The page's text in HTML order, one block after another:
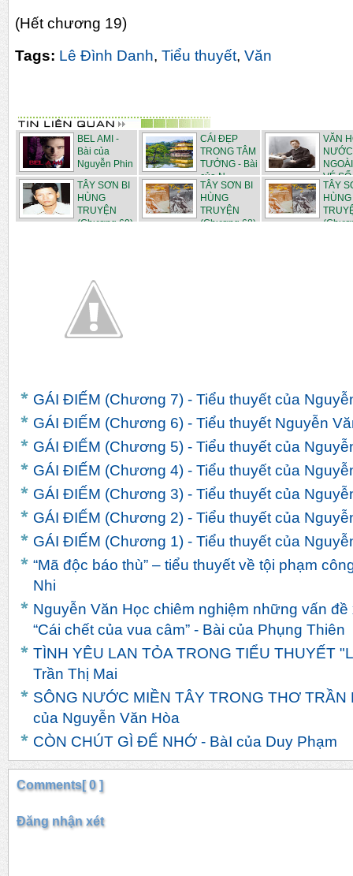
(Hết chương 19)
Tags: Lê Đình Danh, Tiểu thuyết, Văn
BEL AMI -
Bài của
Nguyễn Phin
CÁI ĐẸP
TRONG TÂM
TƯỞNG - Bài
của N...
VĂN
NƯỚC
VÉ SỐ
TÂY SƠN BI
HÙNG
TRUYỆN
(Chương 69)
TÂY SƠN BI
HÙNG
TRUYỆN
(Chương 68)
TÂY
HÙNG
GÁI ĐIẾM (Chương 7) - Tiểu thuyết của
GÁI ĐIẾM (Chương 6) - Tiểu thuyết Nguyễn
GÁI ĐIẾM (Chương 5) - Tiểu thuyết của
GÁI ĐIẾM (Chương 4) - Tiểu thuyết của
GÁI ĐIẾM (Chương 3) - Tiểu thuyết của
GÁI ĐIẾM (Chương 2) - Tiểu thuyết của
GÁI ĐIẾM (Chương 1) - Tiểu thuyết của
“Mã độc báo thù” – tiểu thuyết về tội phạm
Nhi
Nguyễn Văn Học chiêm nghiệm những vấn
“Cái chết của vua câm” - Bài của Phụng Thiên
TÌNH YÊU LAN TỎA TRONG TIỂU THUYẾT
Trần Thị Mai
SÔNG NƯỚC MIỀN TÂY TRONG THƠ
của Nguyễn Văn Hòa
CÒN CHÚT GÌ ĐỂ NHỚ - BàI của Duy Phạm
Comments[ 0 ]
Đăng nhận xét